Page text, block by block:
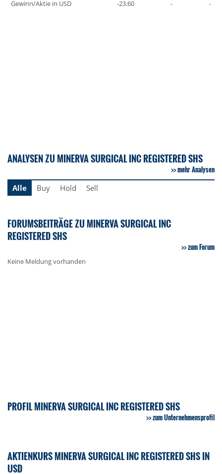
Gewinn/Aktie in USD
-23.60 - -
ANALYSEN ZU MINERVA SURGICAL INC REGISTERED SHS
mehr Analysen
Alle
Buy Hold Sell
FORUMSBEITRÄGE ZU MINERVA SURGICAL INC
REGISTERED SHS
zum Forum
Keine Meldung vorhanden
PROFIL MINERVA SURGICAL INC REGISTERED SHS
zum Unternehmensprofil
AKTIENKURS MINERVA SURGICAL INC REGISTERED SHS IN
USD